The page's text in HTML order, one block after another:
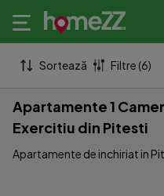
Sortează Filtre (6)
Apartamente 1
Exercitiu din Pitesti
Apartamente de inchiriat in